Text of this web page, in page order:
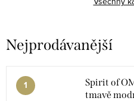
Komplety
Nejprodávanější
Spirit of
tmavě